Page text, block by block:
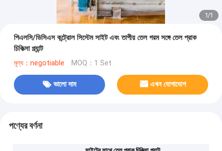
1/1
পিএলসি/ডিসিএস কন্ট্রোল সিস্টেম সাইট এবং তাপীয় তেল গরম সঙ্গে তেল প্রাক
চিকিত্সা প্ল্যান্ট
মূল্য：negotiable MOQ：1 Set
ভালো দাম এখন যোগাযোগ
পণ্যের বর্ণনা